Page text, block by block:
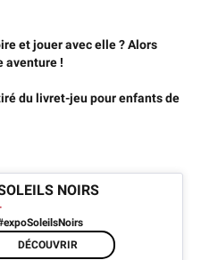
et jouer avec elle ? Alors
aventure !
du livret-jeu pour enfants de
NOIRS
DÉCOUVRIR